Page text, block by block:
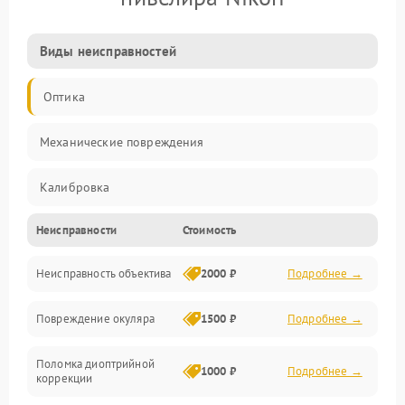
Виды неисправностей
Оптика
Механические повреждения
Калибровка
Механика
Электропитание
Электроника
Аксессуары
Неисправности Стоимость
Неисправность объектива 2000 ₽ Подробнее →
Повреждение окуляра 1500 ₽ Подробнее →
Поломка диоптрийной
коррекции
1000 ₽ Подробнее →